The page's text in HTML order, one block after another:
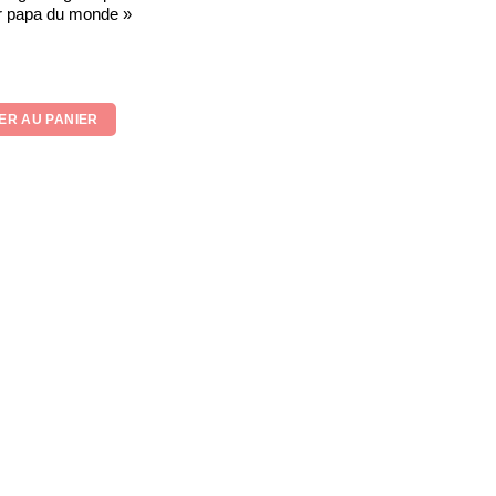
papa du monde »
AU PANIER